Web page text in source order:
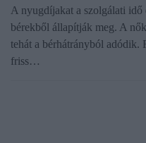
A nyugdíjakat a szolgálati idő
bérekből állapítják meg. A
tehát a bérhátrányból adódik.
friss…